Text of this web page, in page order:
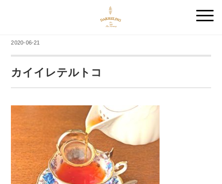
2020-06-21
カイイレテルトコ